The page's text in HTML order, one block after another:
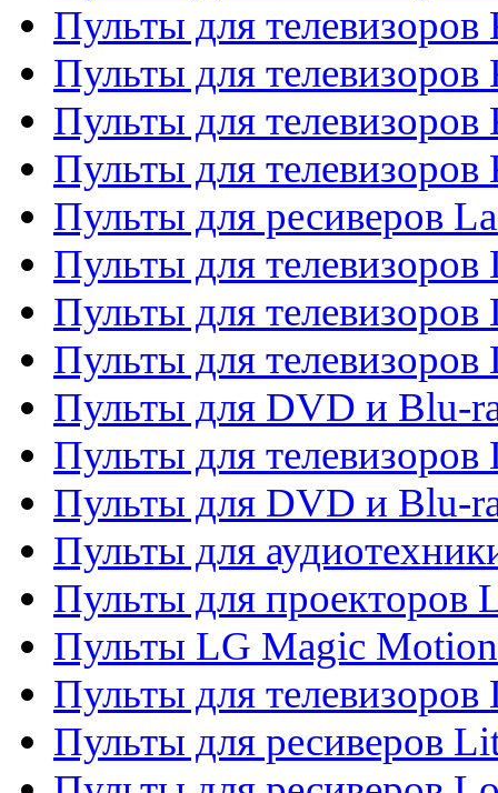
Пульты для телевизоров
Пульты для телевизоров
Пульты для
Пульты для
Пульты для ресиверов
Пульты для телевизоров
Пульты для телевизоров
Пульты для телевизоров
Пульты для DVD и Blu-
Пульты для телевизоров
Пульты для DVD и Blu-
Пульты для
Пульты для проекторов
Пульты LG Magic Motion
Пульты для
Пульты для ресиверов